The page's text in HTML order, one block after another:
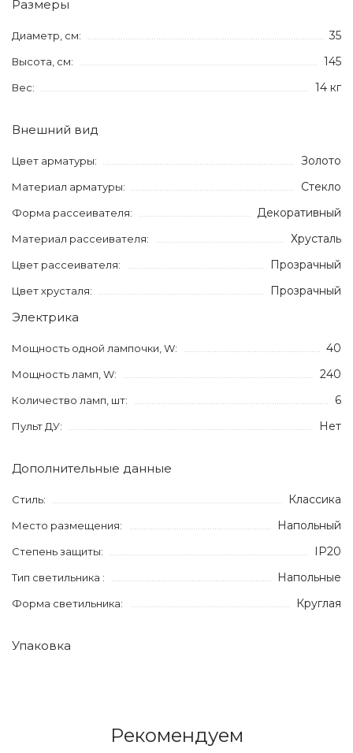
Размеры
Диаметр, см: 35
Высота, см: 145
Вес: 14 кг
Внешний вид
Цвет арматуры: Золото
Материал арматуры: Стекло
Форма рассеивателя: Декоративный
Материал рассеивателя: Хрусталь
Цвет рассеивателя: Прозрачный
Цвет хрусталя: Прозрачный
Электрика
Мощность одной лампочки, W: 40
Мощность ламп, W: 240
Количество ламп, шт: 6
Пульт ДУ: Нет
Дополнительные данные
Стиль: Классика
Место размещения: Напольный
Степень защиты: IP20
Тип светильника : Напольные
Форма светильника: Круглая
Упаковка
Рекомендуем